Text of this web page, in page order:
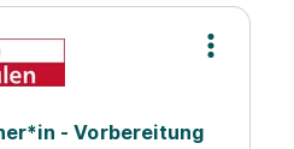
- Vorbereitung